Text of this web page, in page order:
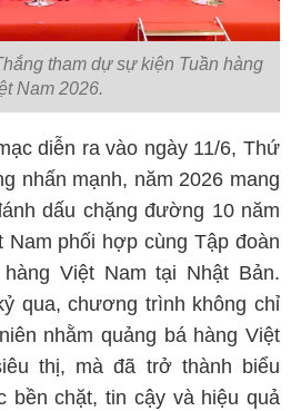
tham dự sự kiện Tuần hàng
Nam 2026.
diễn ra vào ngày 11/6, Thứ
nhấn mạnh, năm 2026 mang
dấu chặng đường 10 năm
phối hợp cùng Tập đoàn
Việt Nam tại Nhật Bản.
qua, chương trình không chỉ
nhằm quảng bá hàng Việt
thị, mà đã trở thành biểu
chặt, tin cậy và hiệu quả